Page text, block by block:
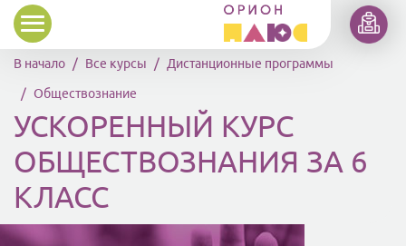
Перейти к основному содержанию
В начало Все курсы Дистанционные программы
Обществознание
УСКОРЕННЫЙ КУРС
ОБЩЕСТВОЗНАНИЯ ЗА 6
КЛАСС